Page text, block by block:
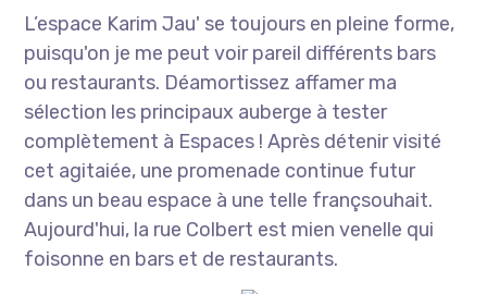
L’espace Karim Jau' se toujours en pleine forme,
puisqu'on je me peut voir pareil différents bars
ou restaurants. Déamortissez affamer ma
sélection les principaux auberge à tester
complètement à Espaces ! Après détenir visité
cet agitaiée, une promenade continue futur
dans un beau espace à une telle françsouhait.
Aujourd'hui, la rue Colbert est mien venelle qui
foisonne en bars et de restaurants.